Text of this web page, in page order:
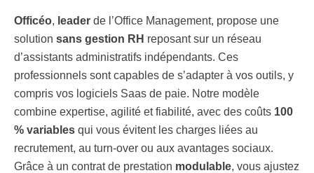
Officéo, leader de l’Office Management, propose une
solution sans gestion RH reposant sur un réseau
d’assistants administratifs indépendants. Ces
professionnels sont capables de s’adapter à vos outils, y
compris vos logiciels Saas de paie. Notre modèle
combine expertise, agilité et fiabilité, avec des coûts 100
% variables qui vous évitent les charges liées au
recrutement, au turn-over ou aux avantages sociaux.
Grâce à un contrat de prestation modulable, vous ajustez